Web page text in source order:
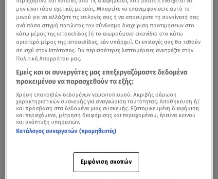
μην είναι τόσο σχετικές με εσάς. Μπορείτε να επανεμφανίσετε αυτό το
μενού για να αλλάξετε τις επιλογές σας ή να αποσύρετε τη συναίνεσή σας
ανά πάσα στιγμή πατώντας τον σύνδεσμο Διαχείριση προτιμήσεων στο
κάτω μέρος της ιστοσελίδας [ή το αιωρούμενο εικονίδιο στο κάτω
αριστερό μέρος της ιστοσελίδας, εάν υπάρχει]. Οι επιλογές σας θα τεθούν
σε ισχύ στον Ιστότοπος. Για περισσότερες λεπτομέρειες ανατρέξτε στην
Πολιτική Απορρήτου μας.
Εμείς και οι συνεργάτες μας επεξεργαζόμαστε δεδομένα
προκειμένου να παρασχεθούν τα εξής:
Χρήση επακριβών δεδομένων γεωεντοπισμού. Ακριβής σάρωση
χαρακτηριστικών συσκευής για αναγνώριση ταυτότητας. Αποθήκευση ή/
και πρόσβαση στα δεδομένα μιας συσκευής. Εξατομικευμένη διαφήμιση
και περιεχόμενο, μέτρηση διαφήμισης και περιεχομένου, έρευνα κοινού
και ανάπτυξη υπηρεσιών.
Κατάλογος συνεργατών (προμηθευτές)
Εμφάνιση σκοπών